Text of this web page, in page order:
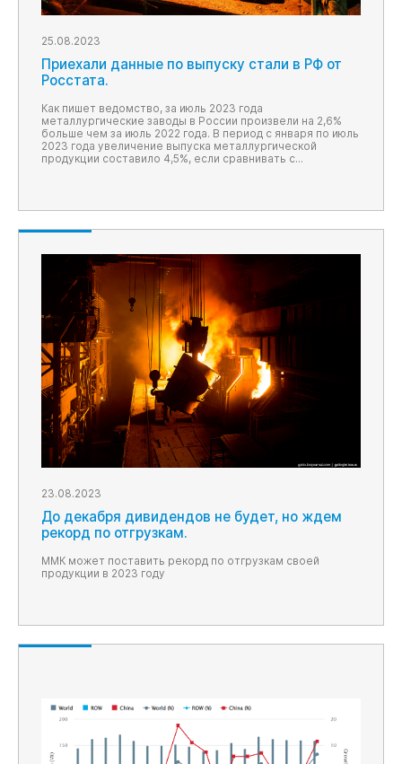
25.08.2023
Приехали данные по выпуску стали в РФ от
Росстата.
Как пишет ведомство, за июль 2023 года
металлургические заводы в России произвели на 2,6%
больше чем за июль 2022 года. В период с января по июль
2023 года увеличение выпуска металлургической
продукции составило 4,5%, если сравнивать с
23.08.2023
До декабря дивидендов не будет, но ждем
рекорд по отгрузкам.
ММК может поставить рекорд по отгрузкам своей
продукции в 2023 году